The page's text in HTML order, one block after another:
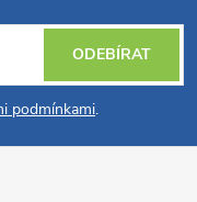
podmínkami.
ODEBÍRAT